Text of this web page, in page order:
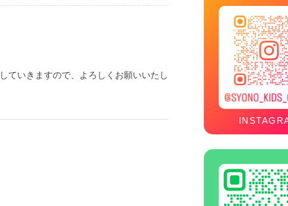
ていきますので、よろしくお願いいたし